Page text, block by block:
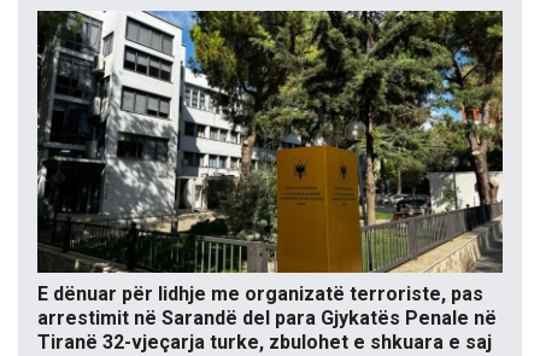
E dënuar për lidhje me organizatë terroriste, pas
arrestimit në Sarandë del para Gjykatës Penale në
Tiranë 32-vjeçarja turke, zbulohet e shkuara e saj